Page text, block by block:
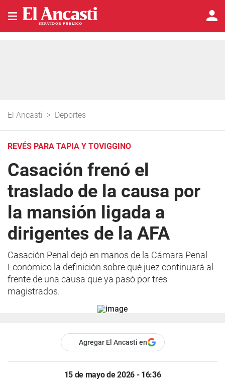
El Ancasti > Deportes
REVÉS PARA TAPIA Y TOVIGGINO
Casación frenó el
traslado de la causa por
la mansión ligada a
dirigentes de la AFA
Casación Penal dejó en manos de la Cámara Penal
Económico la definición sobre qué juez continuará al
frente de una causa que ya pasó por tres
magistrados.
Agregar El Ancasti en
15 de mayo de 2026 - 16:36